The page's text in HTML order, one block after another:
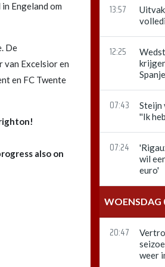
Engeland om
De
van Excelsior en
en FC Twente
also on
13:57
12:25
Spanje
07:43
Steijn
''Ik
07:24
wil
euro'
WOENSDAG
20:47
weer